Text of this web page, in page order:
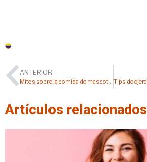
ANTERIOR
Mitos sobre la comida de mascotas
Artículos relacionados